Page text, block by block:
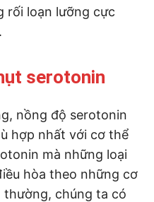
rối loạn lưỡng cực
serotonin
nồng độ serotonin
hợp nhất với cơ thể
mà những loại
hòa theo những cơ
thường, chúng ta có